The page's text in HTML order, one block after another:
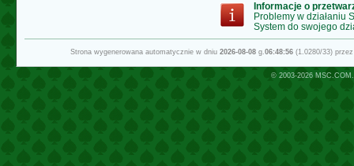
Informacje o
Problemy w działaniu
System do swojego
Strona wygenerowana automatycznie w dniu 2026-08-08g.06:48:56(1.0280/33)
© 2003-2026